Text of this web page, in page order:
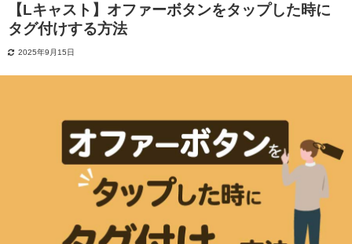
【Lキャスト】オファーボタンをタップした時に
タグ付けする方法
2025年9月15日